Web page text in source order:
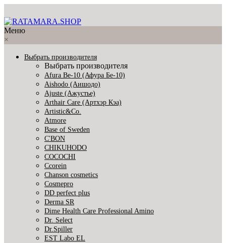
Меню
×
Выбрать производителя
Выбрать производителя
Afura Be-10 (Афура Бе-10)
Aishodo (Аишодо)
Ajuste (Ажустье)
Arthair Care (Артхэр Кэа)
Artistic&Co.
Atmore
Base of Sweden
C'BON
CHIKUHODO
COCOCHI
Ccorein
Chanson cosmetics
Cosmepro
DD perfect plus
Derma SR
Dime Health Care Professional Amino
Dr. Select
Dr.Spiller
EST Labo EL